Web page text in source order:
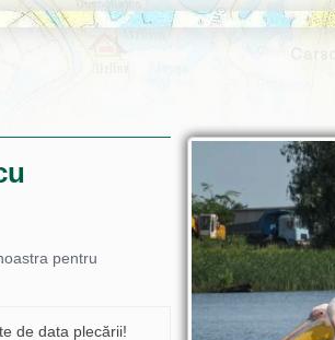
pentru
de data plecării!